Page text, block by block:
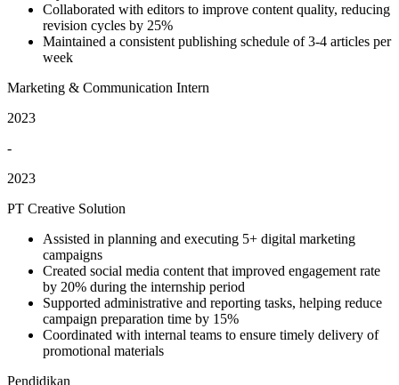
Collaborated with editors to improve content quality, reducing
revision cycles by 25%
Maintained a consistent publishing schedule of 3-4 articles per
week
Marketing & Communication Intern
2023
-
2023
PT Creative Solution
Assisted in planning and executing 5+ digital marketing
campaigns
Created social media content that improved engagement rate
by 20% during the internship period
Supported administrative and reporting tasks, helping reduce
campaign preparation time by 15%
Coordinated with internal teams to ensure timely delivery of
promotional materials
Pendidikan